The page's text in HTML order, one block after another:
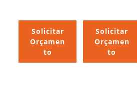
Solicitar
Orçamen
to
Solicitar
Orçamen
to